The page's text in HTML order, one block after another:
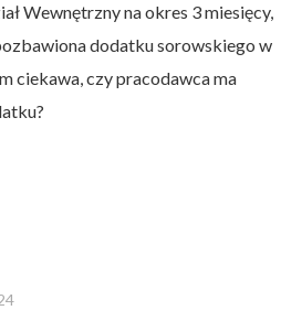
Wewnętrzny na okres 3 miesięcy,
dodatku sorowskiego w
ciekawa, czy pracodawca ma